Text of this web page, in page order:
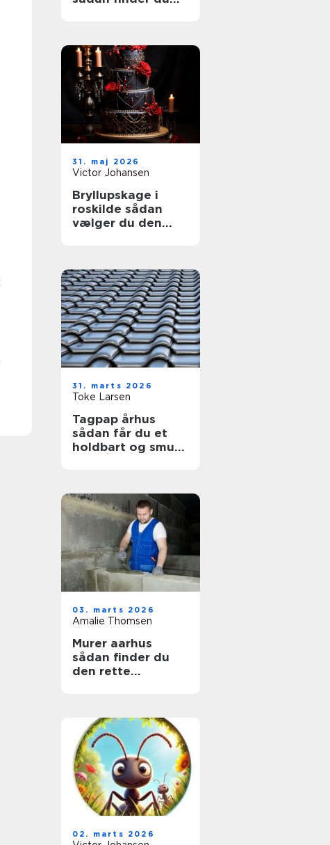
31. maj 2026
Victor Johansen
Bryllupskage i
roskilde sådan
vælger du den
31. marts 2026
Toke Larsen
Tagpap århus
sådan får du et
holdbart og smukt
03. marts 2026
Amalie Thomsen
Murer aarhus
sådan finder du
den rette
02. marts 2026